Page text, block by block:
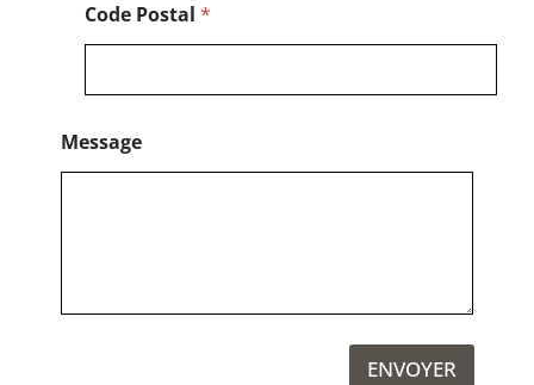
Code Postal *
Message
ENVOYER